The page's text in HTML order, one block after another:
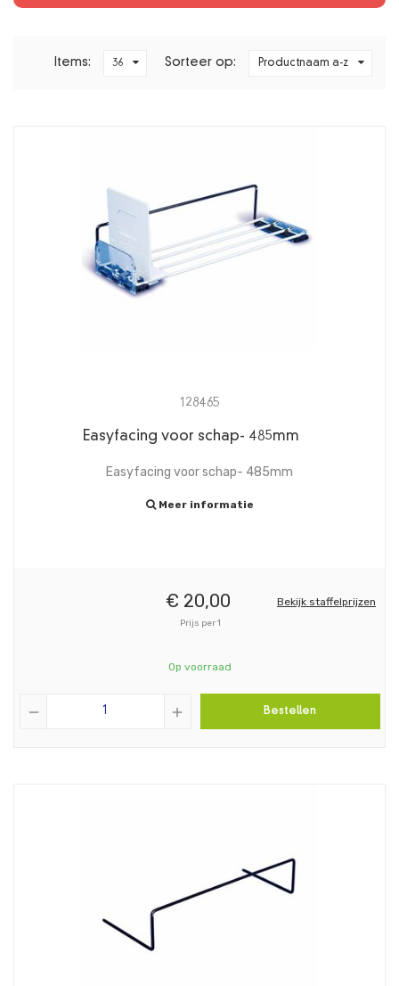
Sorteer op: Productnaam a-z
Items: 36
128465
Easyfacing voor schap- 485mm
Easyfacing voor schap- 485mm
Meer informatie
€ 20,00 Bekijk staffelprijzen
Prijs per 1
Op voorraad
remove add Bestellen